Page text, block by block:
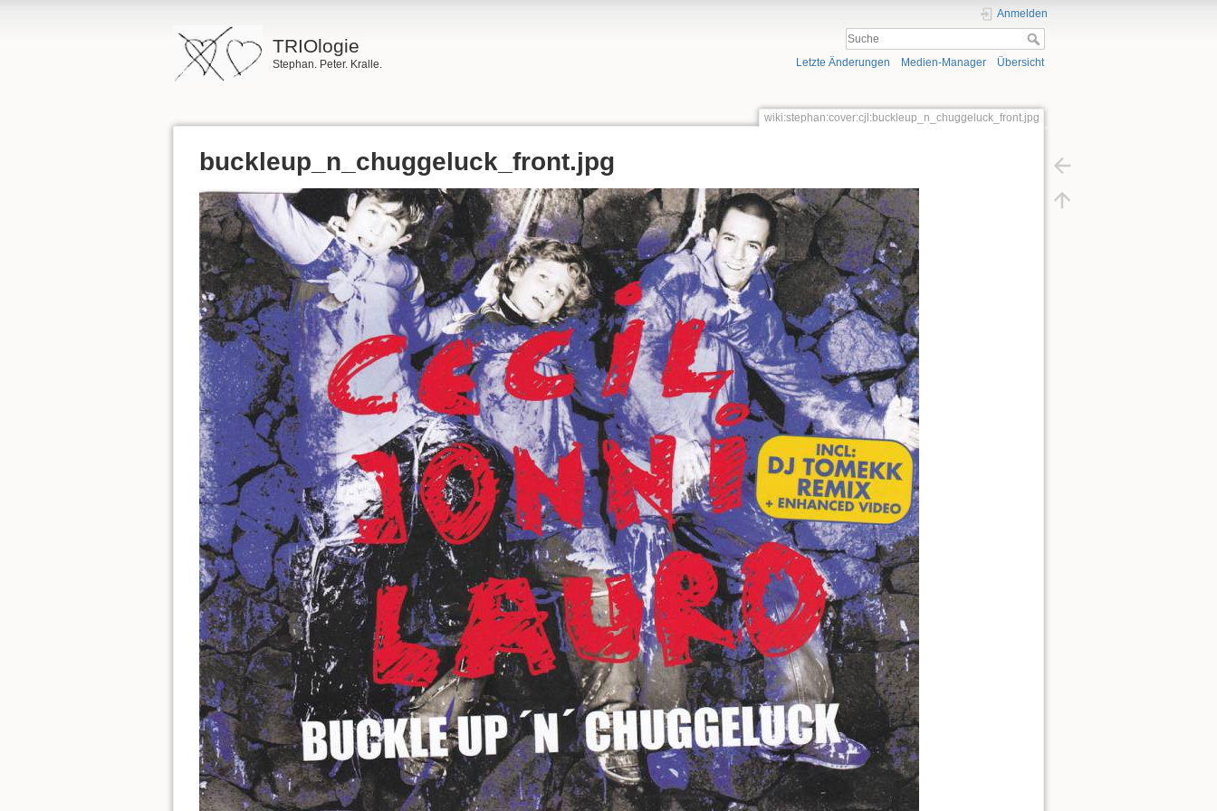
TRIOlogie
Stephan. Peter. Kralle.
Anmelden
Letzte Änderungen Medien-Manager Übersicht
wiki:stephan:cover:cjl:buckleup_n_chuggeluck_front.jpg
buckleup_n_chuggeluck_front.jpg